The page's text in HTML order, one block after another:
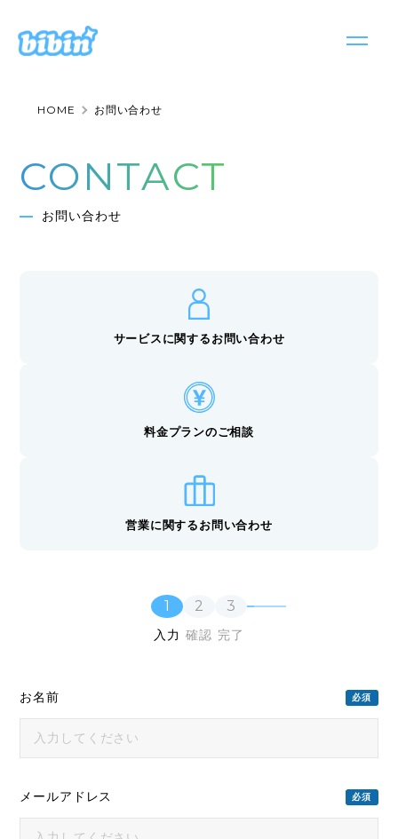
サービス
bibin seeding
bibin casting
お知らせ
会社情報
日本語
한국어
HOME お問い合わせ
CONTACT
お問い合わせ
サービスに関するお問い合わせ
料金プランのご相談
営業に関するお問い合わせ
1
入力
2
確認
3
完了
お名前 必須
メールアドレス 必須